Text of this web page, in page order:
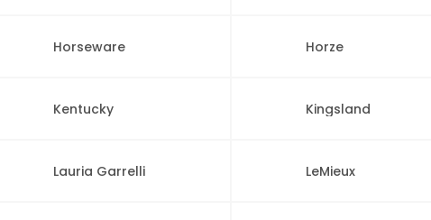
Horseware Horze
Kentucky Kingsland
Lauria Garrelli LeMieux